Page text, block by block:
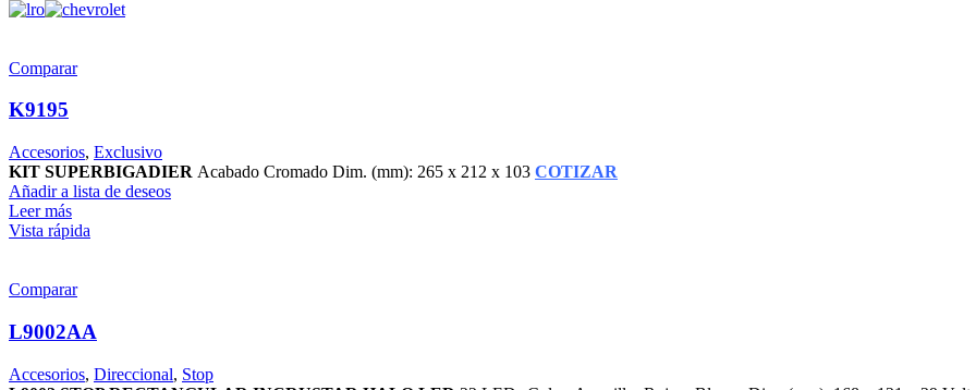
Comparar
K9195
Accesorios, Exclusivo
KIT SUPERBIGADIER Acabado Cromado Dim. (mm): 265 x 212 x 103 COTIZAR
Añadir a lista de deseos
Leer más
Vista rápida
Comparar
L9002AA
Accesorios, Direccional, Stop